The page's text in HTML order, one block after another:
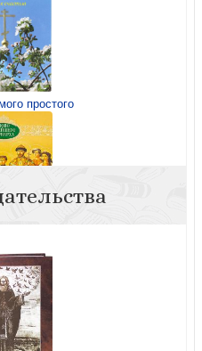
простого
(Слово Святейшего
Выпуск 6)